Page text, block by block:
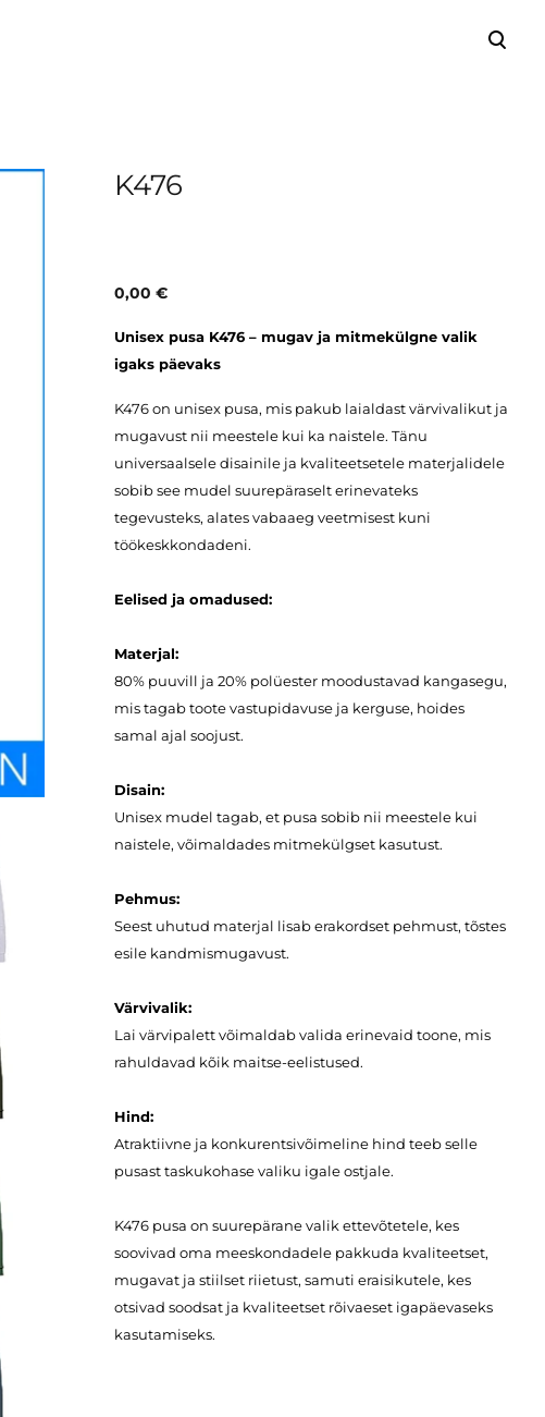
K476
0,00 €
Unisex pusa K476 – mugav ja mitmekülgne valik
igaks päevaks
K476 on unisex pusa, mis pakub laialdast värvivalikut ja
mugavust nii meestele kui ka naistele. Tänu
universaalsele disainile ja kvaliteetsetele materjalidele
sobib see mudel suurepäraselt erinevateks
tegevusteks, alates vabaaeg veetmisest kuni
töökeskkondadeni.
Eelised ja omadused:
Materjal:
80% puuvill ja 20% polüester moodustavad kangasegu,
mis tagab toote vastupidavuse ja kerguse, hoides
samal ajal soojust.
Disain:
Unisex mudel tagab, et pusa sobib nii meestele kui
naistele, võimaldades mitmekülgset kasutust.
Pehmus:
Seest uhutud materjal lisab erakordset pehmust, tõstes
esile kandmismugavust.
Värvivalik:
Lai värvipalett võimaldab valida erinevaid toone, mis
rahuldavad kõik maitse-eelistused.
Hind:
Atraktiivne ja konkurentsivõimeline hind teeb selle
pusast taskukohase valiku igale ostjale.
K476 pusa on suurepärane valik ettevõtetele, kes
soovivad oma meeskondadele pakkuda kvaliteetset,
mugavat ja stiilset riietust, samuti eraisikutele, kes
otsivad soodsat ja kvaliteetset rõivaeset igapäevaseks
kasutamiseks.